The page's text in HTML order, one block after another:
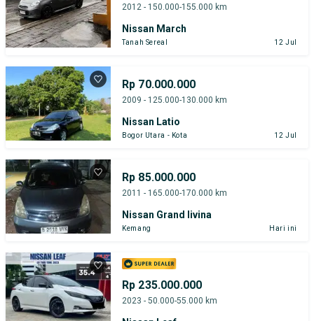
2012 - 150.000-155.000 km
Nissan March
Tanah Sereal 12 Jul
Rp 70.000.000
2009 - 125.000-130.000 km
Nissan Latio
Bogor Utara - Kota 12 Jul
Rp 85.000.000
2011 - 165.000-170.000 km
Nissan Grand livina
Kemang Hari ini
Rp 235.000.000
2023 - 50.000-55.000 km